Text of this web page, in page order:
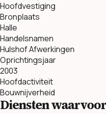
Hoofdvestiging
Bronplaats
Halle
Handelsnamen
Hulshof Afwerkingen
Oprichtingsjaar
2003
Hoofdactiviteit
Bouwnijverheid
Diensten